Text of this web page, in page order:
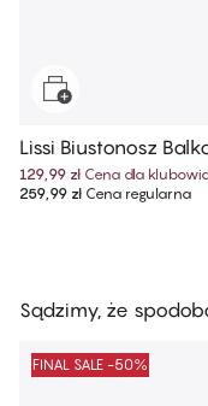
Lissi Biustonosz
129,99 zł Cena dla
259,99 złCena regularna
Sądzimy, że
FINAL SALE -50%